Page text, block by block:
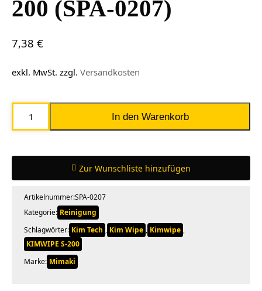
200 (SPA-0207)
7,38 €
exkl. MwSt. zzgl. Versandkosten
Kimwipe
200
0207)
Menge
In den Warenkorb
Zur Wunschliste hinzufügen
Artikelnummer:SPA-0207
Kategorie: Reinigung
Schlagwörter: Kim Tech , Kim Wipe , Kimwipe ,
KIMWIPE S-200
Marke: Mimaki